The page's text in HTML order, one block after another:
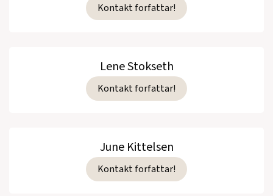
Kontakt forfattar!
Lene Stokseth
Kontakt forfattar!
June Kittelsen
Kontakt forfattar!